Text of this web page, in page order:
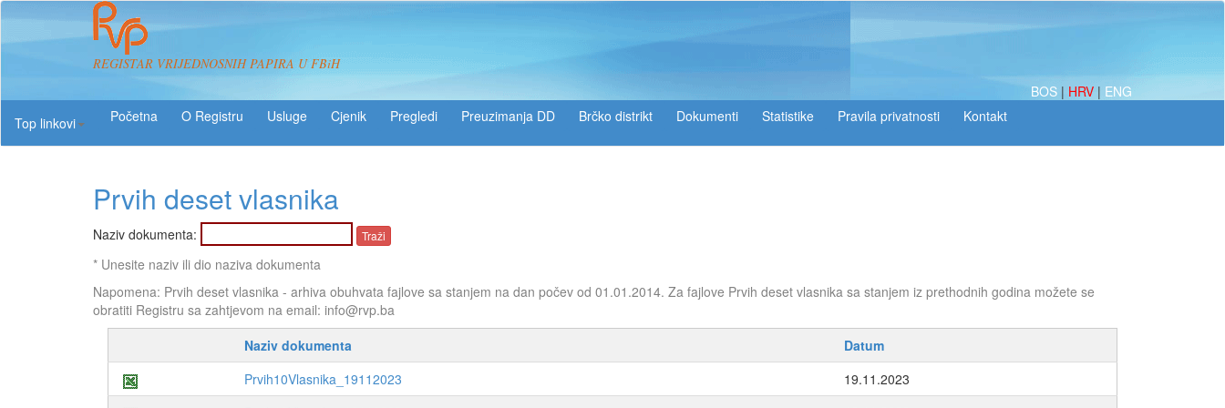
REGISTAR VRIJEDNOSNIH PAPIRA U FBiH
BOS | HRV | ENG
Top linkovi
O Registru Usluge Pregledi Preuzimanja DD Brčko distrikt Dokumenti Statistike
Prvih deset vlasnika
Naziv dokumenta:
* Unesite naziv ili dio naziva dokumenta
Napomena: Prvih deset vlasnika - arhiva obuhvata fajlove sa stanjem na dan počev od 01.01.2014. Za fajlove Prvih deset vlasnika sa stanjem iz prethodnih godina možete se
obratiti Registru sa zahtjevom na email: info@rvp.ba
Naziv dokumenta
Datum
Prvih10Vlasnika_19112023
19.11.2023